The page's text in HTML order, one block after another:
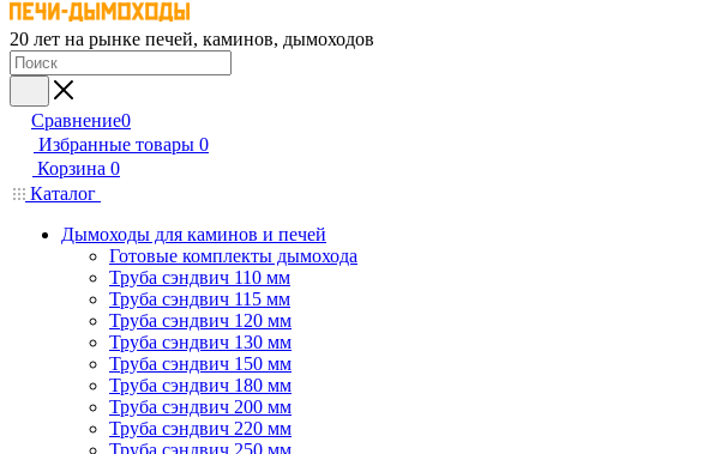
20 лет на рынке печей, каминов, дымоходов
Сравнение0
Избранные товары 0
Корзина 0
Каталог
Дымоходы для каминов и печей
Готовые комплекты дымохода
Труба сэндвич 110 мм
Труба сэндвич 115 мм
Труба сэндвич 120 мм
Труба сэндвич 130 мм
Труба сэндвич 150 мм
Труба сэндвич 180 мм
Труба сэндвич 200 мм
Труба сэндвич 220 мм
Труба сэндвич 250 мм